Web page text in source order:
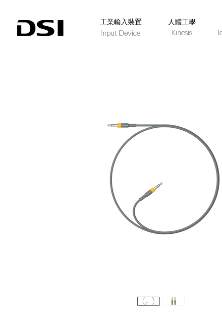
​工業輸入裝置
Input Device
人體工學
Kinesis